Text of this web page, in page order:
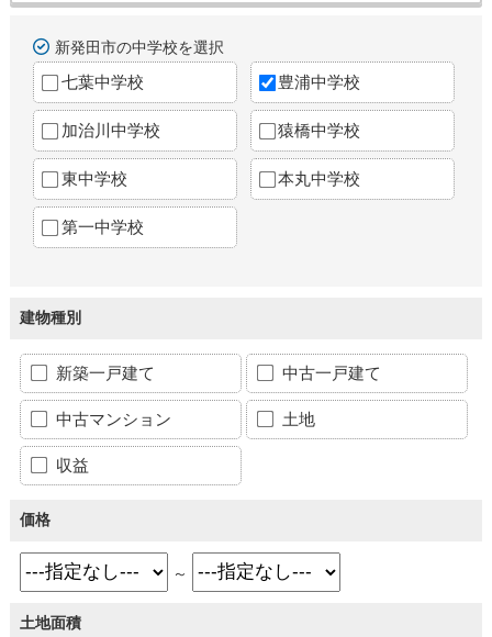
新発田市の中学校を選択
七葉中学校 豊浦中学校
加治川中学校 猿橋中学校
東中学校 本丸中学校
第一中学校
建物種別
新築一戸建て 中古一戸建て
中古マンション 土地
収益
価格
～
土地面積